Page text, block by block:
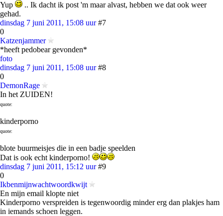
Yup
.. Ik dacht ik post 'm maar alvast, hebben we dat ook weer
gehad.
dinsdag 7 juni 2011, 15:08 uur #7
0
Katzenjammer
*heeft pedobear gevonden*
foto
dinsdag 7 juni 2011, 15:08 uur #8
0
DemonRage
In het ZUIDEN!
quote:
kinderporno
quote:
blote buurmeisjes die in een badje speelden
Dat is ook echt kinderporno!
dinsdag 7 juni 2011, 15:12 uur #9
0
Ikbenmijnwachtwoordkwijt
En mijn email klopte niet
Kinderporno verspreiden is tegenwoordig minder erg dan plakjes ham
in iemands schoen leggen.